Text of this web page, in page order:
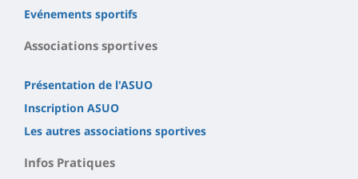
Evénements sportifs
Associations sportives
Présentation de l'ASUO
Inscription ASUO
Les autres associations sportives
Infos Pratiques